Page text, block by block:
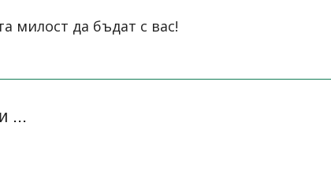
милост да бъдат с вас!
...